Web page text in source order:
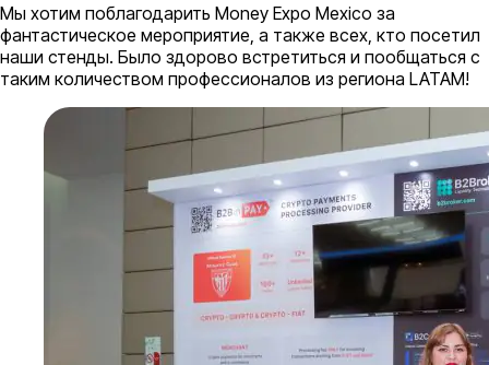
Мы хотим поблагодарить Money Expo Mexico за
фантастическое мероприятие, а также всех, кто посетил
наши стенды. Было здорово встретиться и пообщаться с
таким количеством профессионалов из региона LATAM!